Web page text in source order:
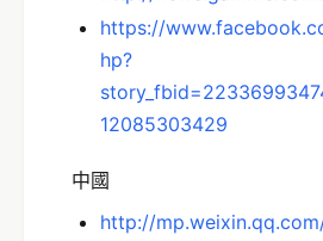
https://
hp?
12085303429
中國
http://